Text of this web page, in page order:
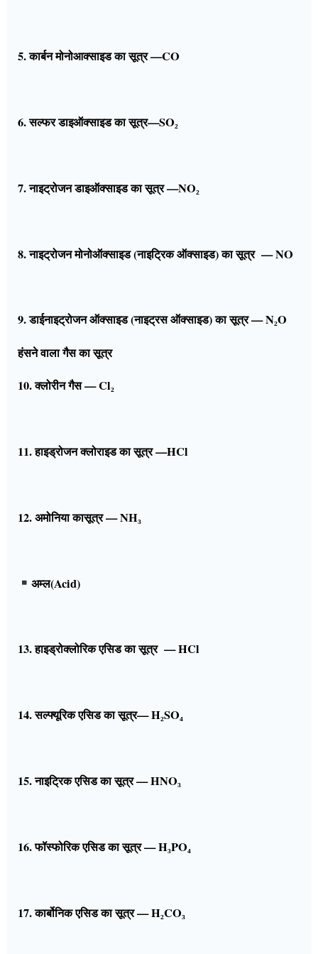
5. कार्बन मोनोआक्साइड का सूत्र —CO
6. सल्फर डाइऑक्साइड का सूत्र—SO₂
7. नाइट्रोजन डाइऑक्साइड का सूत्र —NO₂
8. नाइट्रोजन मोनोऑक्साइड (नाइट्रिक ऑक्साइड) का सूत्र — NO
9. डाईनाइट्रोजन ऑक्साइड (नाइट्रस ऑक्साइड) का सूत्र — N₂O
हंसने वाला गैस का सूत्र
10. क्लोरीन गैस — Cl₂
11. हाइड्रोजन क्लोराइड का सूत्र —HCl
12. अमोनिया कासूत्र — NH₃
अम्ल(Acid)
13. हाइड्रोक्लोरिक एसिड का सूत्र — HCl
14. सल्फ्यूरिक एसिड का सूत्र— H₂SO₄
15. नाइट्रिक एसिड का सूत्र — HNO₃
16. फॉस्फोरिक एसिड का सूत्र — H₃PO₄
17. कार्बोनिक एसिड का सूत्र — H₂CO₃